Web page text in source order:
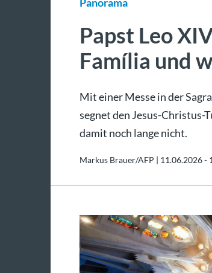
Papst Leo
Família und
Mit einer Messe in der
segnet den Jesus-
damit noch lange nicht.
Markus Brauer/AFP | 11.06.2026 -